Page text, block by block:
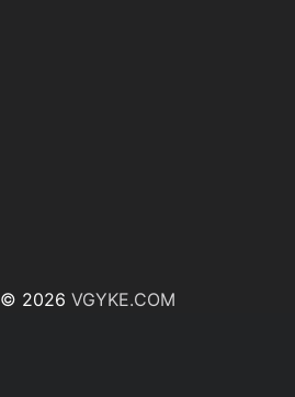
© 2026 VGYKE.COM